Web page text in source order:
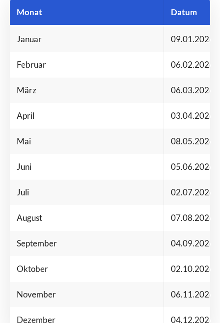
Monat Datum
Januar 09.01.2026
Februar 06.02.2026
März 06.03.2026
April 03.04.2026
Mai 08.05.2026
Juni 05.06.2026
Juli 02.07.2026
August 07.08.2026
September 04.09.2026
Oktober 02.10.2026
November 06.11.2026
Dezember 04.12.2026